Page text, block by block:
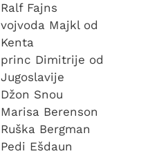
Ralf Fajns
vojvoda Majkl od
Kenta
princ Dimitrije od
Jugoslavije
Džon Snou
Marisa Berenson
Ruška Bergman
Pedi Ešdaun